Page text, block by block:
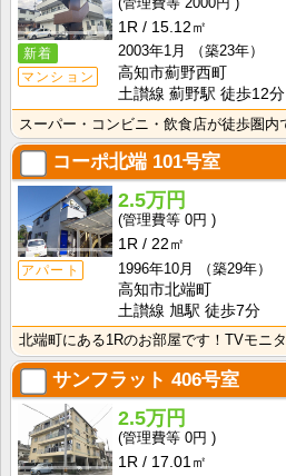
新着
マンション
1R
15.12㎡
2003年1月
（築23年）
高知市薊野西町
土讃線 薊野駅 徒歩12分
コーポ北端 101号室
アパート
2.5万円
0円
1R
22㎡
1996年10月
（築29年）
高知市北端町
土讃線 旭駅 徒歩7分
サンフラット 406号室
2.5万円
0円
1R
17.01㎡